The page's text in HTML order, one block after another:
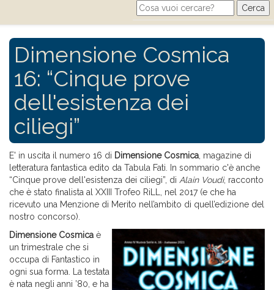
Search form
Cerca
Dimensione Cosmica
16: “Cinque prove
dell'esistenza dei
ciliegi”
E' in uscita il numero 16 di Dimensione Cosmica , magazine di
letteratura fantastica edito da Tabula Fati. In sommario c'è anche
“Cinque prove dell'esistenza dei ciliegi”, di Alain Voudì, racconto
che è stato finalista al XXIII Trofeo RiLL, nel 2017 (e che ha
ricevuto una Menzione di Merito nell’ambito di quell’edizione del
nostro concorso).
Dimensione Cosmica è
un trimestrale che si
occupa di Fantastico in
ogni sua forma. La testata
è nata negli anni ’80, e ha